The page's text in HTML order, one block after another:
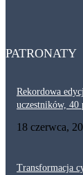
PATRONATY
Rekordowa
uczestników, 40
18 czerwca,
Transformacja